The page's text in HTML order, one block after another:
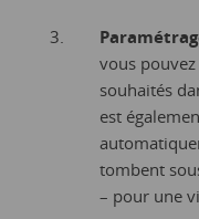
vous
souhaités
est
tombent
– pour une